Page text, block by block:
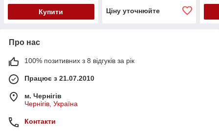
Купити Ціну уточнюйте
Про нас
100% позитивних з 8 відгуків за рік
Працює з 21.07.2010
м. Чернігів
Чернігів, Україна
Контакти